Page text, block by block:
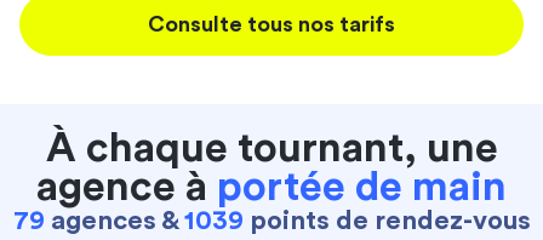
Consulte tous nos tarifs
À chaque tournant, une
agence à portée de main
79 agences &1039 points de rendez-vous